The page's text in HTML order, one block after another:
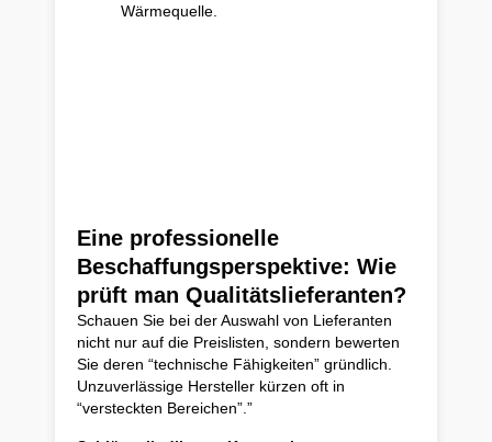
Wärmequelle.
Eine professionelle
Beschaffungsperspektive: Wie
prüft man Qualitätslieferanten?
Schauen Sie bei der Auswahl von Lieferanten
nicht nur auf die Preislisten, sondern bewerten
Sie deren “technische Fähigkeiten” gründlich.
Unzuverlässige Hersteller kürzen oft in
“versteckten Bereichen”.”